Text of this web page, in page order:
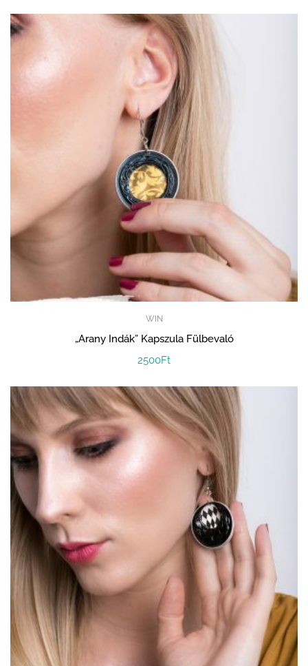
WIN
„Arany Indák” Kapszula Fülbevaló
2500Ft